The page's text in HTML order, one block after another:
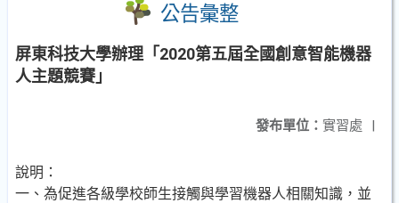
公告彙整
屏東科技大學辦理「2020第五屆全國創意智能機器
人主題競賽」
發布單位： 實習處 |
說明：
一、為促進各級學校師生接觸與學習機器人相關知識，並